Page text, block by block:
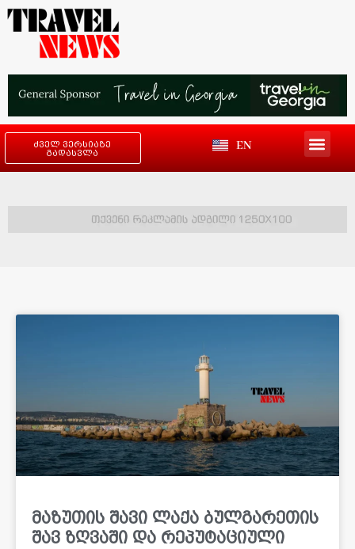
ძველ ვერსიაზე
გადასვლა
EN
მაზუთის შავი ლაქა ბულგარეთის
შავ ზღვაში და რეპუტაციული